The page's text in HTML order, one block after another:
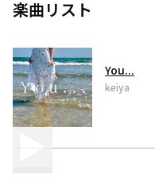
楽曲リスト
You...
keiya